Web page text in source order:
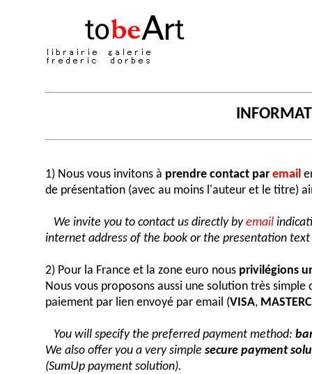
1) Nous vous invitons à prendre contact par email
de présentation (avec au moins l'auteur et le titre)
We invite you to contact us directly byemail
internet address of the book or the presentation
2) Pour la France et la zone euro nous privilégions
Nous vous proposons aussi une solution très simple
paiement par lien envoyé par email (VISA,
You will specify the preferred payment method:
We also offer you a very simple secure payment
(SumUp payment solution).